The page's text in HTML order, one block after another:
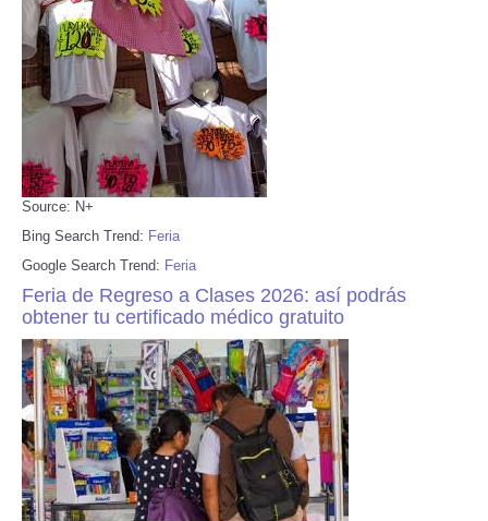
Source: N+
Bing Search Trend: Feria
Google Search Trend: Feria
Feria de Regreso a Clases 2026: así podrás
obtener tu certificado médico gratuito